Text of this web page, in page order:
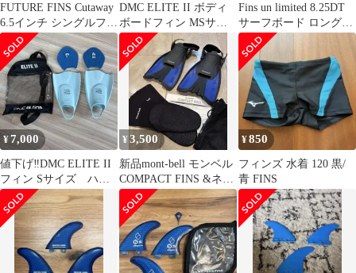
FUTURE FINS Cutaway
6.5インチ シングルフィ
ン
DMC ELITE II ボディ
ボードフィン MSサイ
ズ
Fins un limited 8.25DT
サーフボード ロングボ
ードフィン
¥7,000
値下げ‼️DMC ELITE II
フィン Sサイズ ハン
ドパドル セット
¥3,500
新品mont-bell モンベル
COMPACT FINS &ネオ
プレンソックスS
¥850
フィンズ 水着 120 黒/
青 FINS